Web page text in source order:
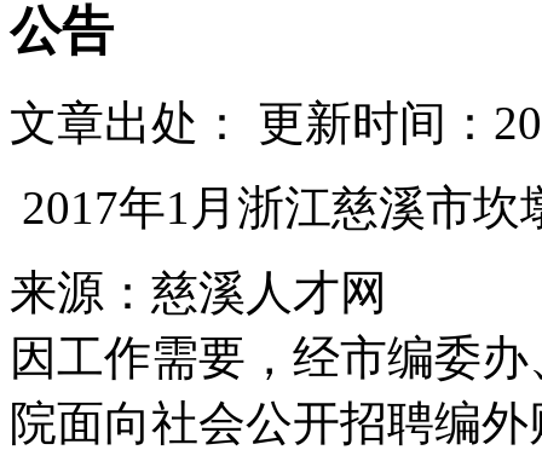
公告
文章出处： 更新时间：
2017年1月浙江慈溪市
来源：慈溪人才网
因工作需要，经市编委
院面向社会公开招聘编